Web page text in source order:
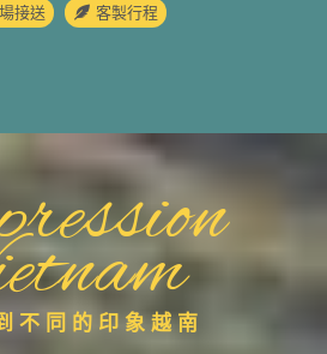
接送 客製行程
不同的印象越南